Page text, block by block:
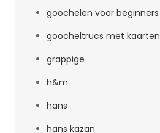
goochelen voor beginners
goocheltrucs met kaarten
grappige
h&m
hans
hans kazan